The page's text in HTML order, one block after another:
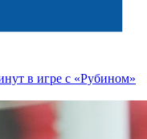
в игре с «Рубином»